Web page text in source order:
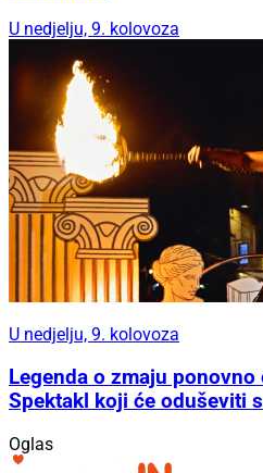
U nedjelju, 9. kolovoza
U nedjelju, 9. kolovoza
Legenda o zmaju
Spektakl koji će oduševiti
Oglas